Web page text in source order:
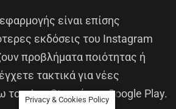
είναι επίσης
εκδόσεις του Instagram
προβλήματα ποιότητας ή
τακτικά για νέες
του App Store ή του Google Play.
Privacy & Cookies Policy